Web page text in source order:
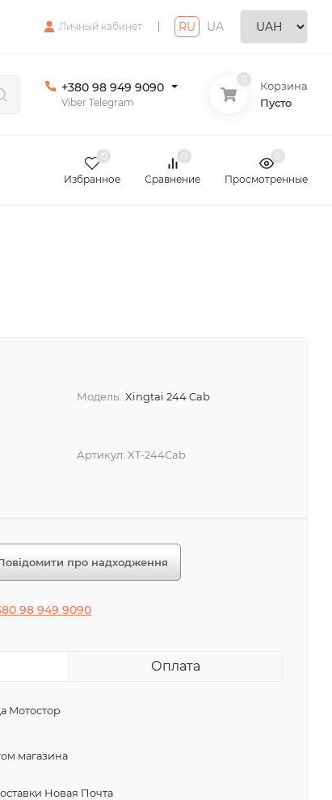
Личный кабинет RU UA
+380 98 949 9090
Viber Telegram
Корзина
Пусто
Избранное Сравнение Просмотренные
Модель: Xingtai 244 Cab
Артикул:XT-244Cab
про надходження
98 949 9090
Оплата
Мотостор
магазина
Новая Почта